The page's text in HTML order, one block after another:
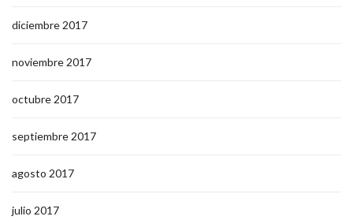
diciembre 2017
noviembre 2017
octubre 2017
septiembre 2017
agosto 2017
julio 2017